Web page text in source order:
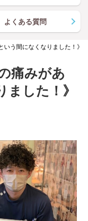
よくある質問
いう間になくなりました！》
痛みがあ
ました！》